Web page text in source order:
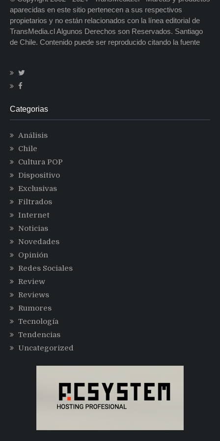
aparecidas en este sitio pertenecen a sus respectivos
propietarios y no están relacionados con la línea editorial de
TransMedia.cl Algunos Derechos son Reservados. Santiago
de Chile. Contenido puede ser reproducido citando la fuente
Categorias
Análisis
Chile
Cultura POP
Dispositivo
Exclusivas
Filtrados
Internet
Noticias
Novedades
Opinión
Redes Sociales
Review
Reviews
Rumores
Tecnología
Tendencias
Uncategorized